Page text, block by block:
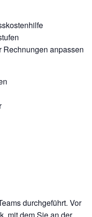
anpassen
durchgeführt. Vor